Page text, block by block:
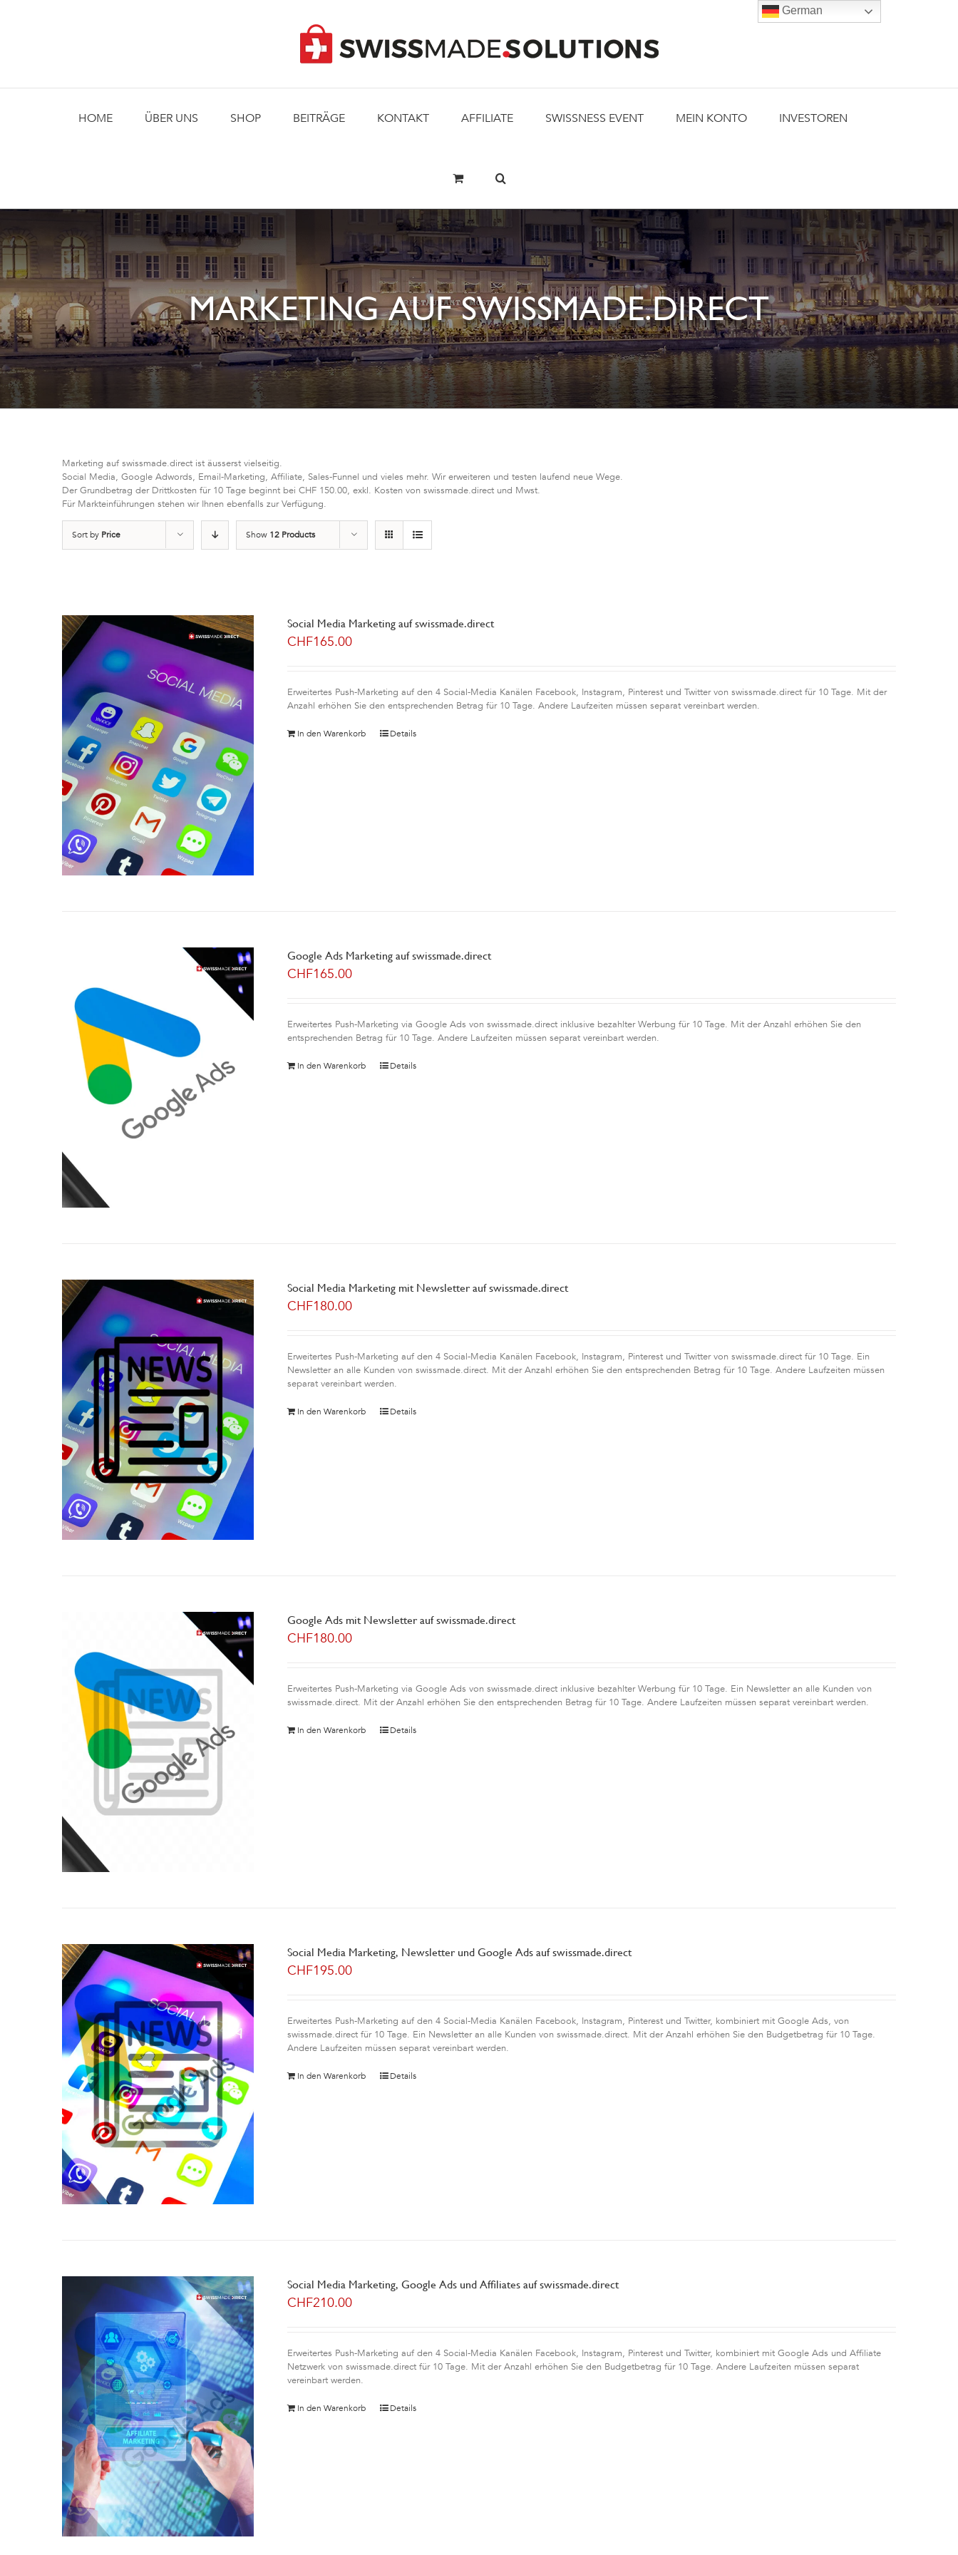
HOME ÜBER UNS SHOP BEITRÄGE KONTAKT AFFILIATE SWISSNESS EVENT MEIN KONTO INVESTOREN
MARKETING AUF SWISSMADE.DIRECT
Marketing auf swissmade.direct ist äusserst vielseitig.
Social Media, Google Adwords, Email-Marketing, Affiliate, Sales-Funnel und vieles mehr. Wir erweiteren und testen laufend neue Wege.
Der Grundbetrag der Drittkosten für 10 Tage beginnt bei CHF 150.00, exkl. Kosten von swissmade.direct und Mwst.
Für Markteinführungen stehen wir Ihnen ebenfalls zur Verfügung.
Sort by Price Show 12 Products
Social Media Marketing auf swissmade.direct
CHF165.00
Erweitertes Push-Marketing auf den 4 Social-Media Kanälen Facebook, Instagram, Pinterest und Twitter von swissmade.direct für 10 Tage. Mit der
Anzahl erhöhen Sie den entsprechenden Betrag für 10 Tage. Andere Laufzeiten müssen separat vereinbart werden.
In den Warenkorb Details
Google Ads Marketing auf swissmade.direct
CHF165.00
Erweitertes Push-Marketing via Google Ads von swissmade.direct inklusive bezahlter Werbung für 10 Tage. Mit der Anzahl erhöhen Sie den
entsprechenden Betrag für 10 Tage. Andere Laufzeiten müssen separat vereinbart werden.
In den Warenkorb Details
Social Media Marketing mit Newsletter auf swissmade.direct
CHF180.00
Erweitertes Push-Marketing auf den 4 Social-Media Kanälen Facebook, Instagram, Pinterest und Twitter von swissmade.direct für 10 Tage. Ein
Newsletter an alle Kunden von swissmade.direct. Mit der Anzahl erhöhen Sie den entsprechenden Betrag für 10 Tage. Andere Laufzeiten müssen
separat vereinbart werden.
In den Warenkorb Details
Google Ads mit Newsletter auf swissmade.direct
CHF180.00
Erweitertes Push-Marketing via Google Ads von swissmade.direct inklusive bezahlter Werbung für 10 Tage. Ein Newsletter an alle Kunden von
swissmade.direct. Mit der Anzahl erhöhen Sie den entsprechenden Betrag für 10 Tage. Andere Laufzeiten müssen separat vereinbart werden.
In den Warenkorb Details
Social Media Marketing, Newsletter und Google Ads auf swissmade.direct
CHF195.00
Erweitertes Push-Marketing auf den 4 Social-Media Kanälen Facebook, Instagram, Pinterest und Twitter, kombiniert mit Google Ads, von
swissmade.direct für 10 Tage. Ein Newsletter an alle Kunden von swissmade.direct. Mit der Anzahl erhöhen Sie den Budgetbetrag für 10 Tage.
Andere Laufzeiten müssen separat vereinbart werden.
In den Warenkorb Details
Social Media Marketing, Google Ads und Affiliates auf swissmade.direct
CHF210.00
Erweitertes Push-Marketing auf den 4 Social-Media Kanälen Facebook, Instagram, Pinterest und Twitter, kombiniert mit Google Ads und Affiliate
Netzwerk von swissmade.direct für 10 Tage. Mit der Anzahl erhöhen Sie den Budgetbetrag für 10 Tage. Andere Laufzeiten müssen separat
vereinbart werden.
In den Warenkorb Details
German